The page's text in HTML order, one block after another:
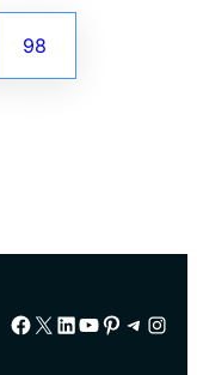
98
Facebook
X LinkedIn
YouTube
Pinterest